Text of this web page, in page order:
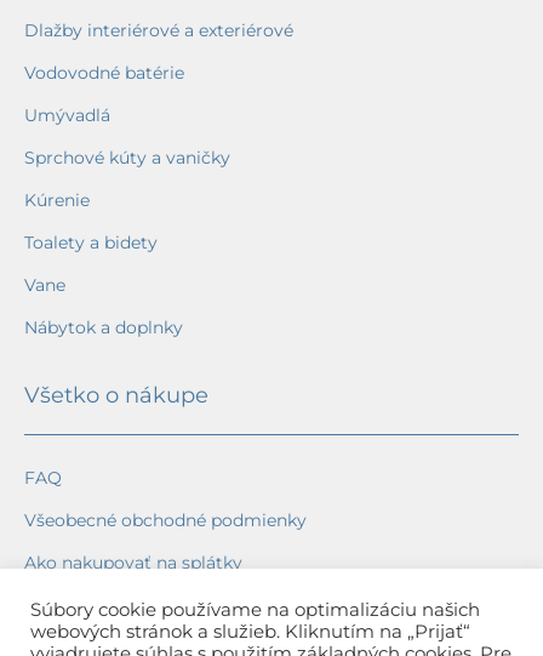
Dlažby interiérové a exteriérové
Vodovodné batérie
Umývadlá
Sprchové kúty a vaničky
Kúrenie
Toalety a bidety
Vane
Nábytok a doplnky
Všetko o nákupe
FAQ
Všeobecné obchodné podmienky
Ako nakupovať na splátky
Ochrana osobných údajov
Reklamačný poriadok
Súbory cookie používame na optimalizáciu našich
webových stránok a služieb. Kliknutím na „Prijať“